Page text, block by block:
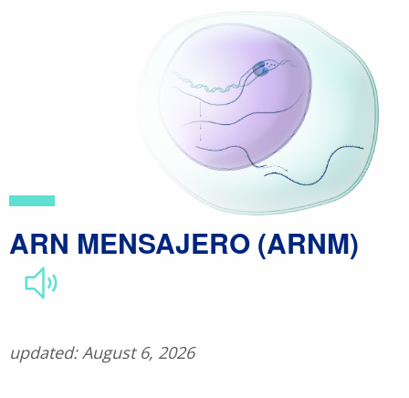
ARN MENSAJERO (ARNM)
updated: August 6, 2026